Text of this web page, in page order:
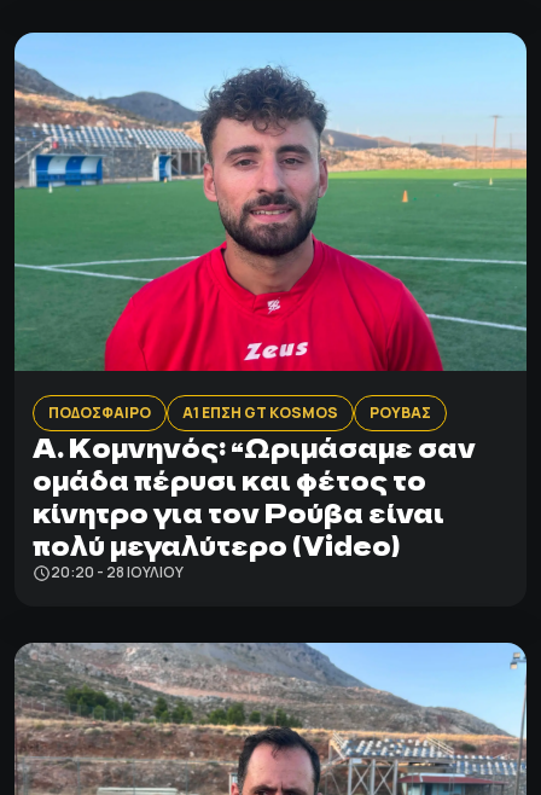
ΠΟΔΟΣΦΑΙΡΟ Α1 ΕΠΣΗ GT KOSMOS ΡΟΥΒΑΣ
A. Kομνηνός: “Ωριμάσαμε σαν
ομάδα πέρυσι και φέτος το
κίνητρο για τον Ρούβα είναι
πολύ μεγαλύτερο (Video)
20:20 - 28 ΙΟΥΛΊΟΥ